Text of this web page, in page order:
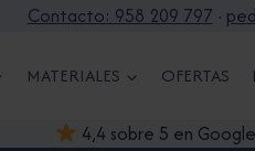
Contacto: 958 209 797 ·
MATERIALES OFERTAS
4,4 sobre 5 en